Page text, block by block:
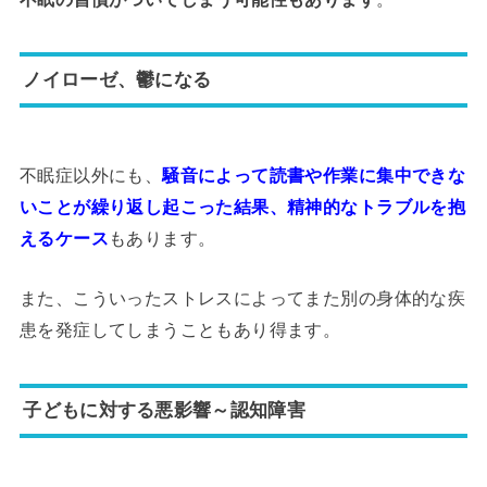
ノイローゼ、鬱になる
不眠症以外にも、騒音によって読書や作業に集中できな
いことが繰り返し起こった結果、精神的なトラブルを抱
えるケース もあります。
また、こういったストレスによってまた別の身体的な疾
患を発症してしまうこともあり得ます。
子どもに対する悪影響～認知障害